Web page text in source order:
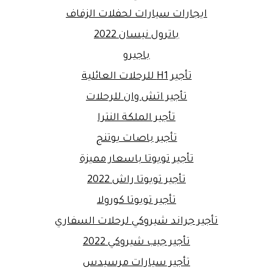
ايجارات سيارات لحفلات الزفاف
باترول نيسان 2022
باجيرو
تأجير H1 للرحلات العائلية
تأجير اتش وان للرحلات
تأجير الملكة النترا
تأجير باصات يوتنج
تأجير تويوتا باسعار مميزة
تأجير تويوتا راش 2022
تأجير تويوتا كورولا
تأجير جراند شيروكي لرحلات السفاري
تأجير جيب شيروكي 2022
تأجير سيارات مرسيدس